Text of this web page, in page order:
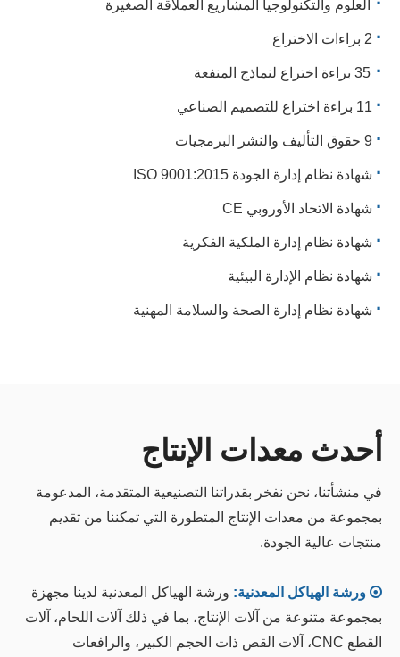
العلوم والتكنولوجيا المشاريع العملاقة الصغيرة
·
· 35 براءة اختراع لنماذج المنفعة
·
·
· شهادة نظام إدارة الجودة ISO 9001:2015
· شهادة الاتحاد الأوروبي CE
· شهادة نظام إدارة الملكية الفكرية
· شهادة نظام الإدارة البيئية
· شهادة نظام إدارة الصحة والسلامة المهنية
أحدث معدات الإنتاج
في منشأتنا، نحن نفخر بقدراتنا التصنيعية المتقدمة، المدعومة
بمجموعة من معدات الإنتاج المتطورة التي تمكننا من تقديم
منتجات عالية الجودة.
 ورشة الهياكل المعدنية: ورشة الهياكل المعدنية لدينا مجهزة
بمجموعة متنوعة من آلات الإنتاج، بما في ذلك آلات اللحام، آلات
القطع CNC، آلات القص ذات الحجم الكبير، والرافعات